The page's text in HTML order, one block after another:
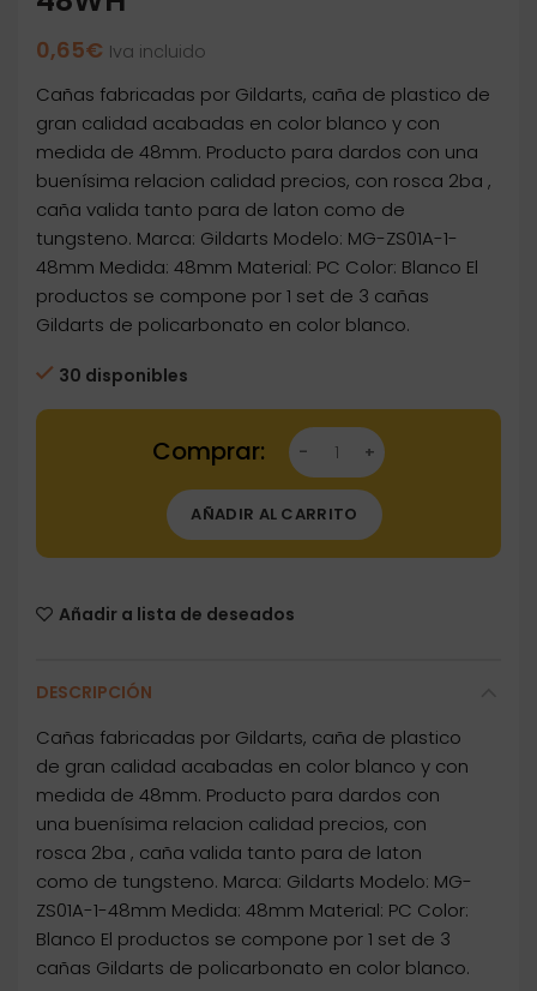
0,65€ Iva incluido
Cañas fabricadas por Gildarts, caña de plastico de
gran calidad acabadas en color blanco y con
medida de 48mm. Producto para dardos con una
buenísima relacion calidad precios, con rosca 2ba ,
caña valida tanto para de laton como de
tungsteno. Marca: Gildarts Modelo: MG-ZS01A-1-
48mm Medida: 48mm Material: PC Color: Blanco El
productos se compone por 1 set de 3 cañas
Gildarts de policarbonato en color blanco.
30 disponibles
Dartstore Caña Blanca Gildarts 48mm MG-
AÑADIR AL CARRITO
Añadir a lista de deseados
DESCRIPCIÓN
Cañas fabricadas por Gildarts, caña de plastico
de gran calidad acabadas en color blanco y con
medida de 48mm. Producto para dardos con
una buenísima relacion calidad precios, con
rosca 2ba , caña valida tanto para de laton
como de tungsteno. Marca: Gildarts Modelo: MG-
ZS01A-1-48mm Medida: 48mm Material: PC Color:
Blanco El productos se compone por 1 set de 3
cañas Gildarts de policarbonato en color blanco.